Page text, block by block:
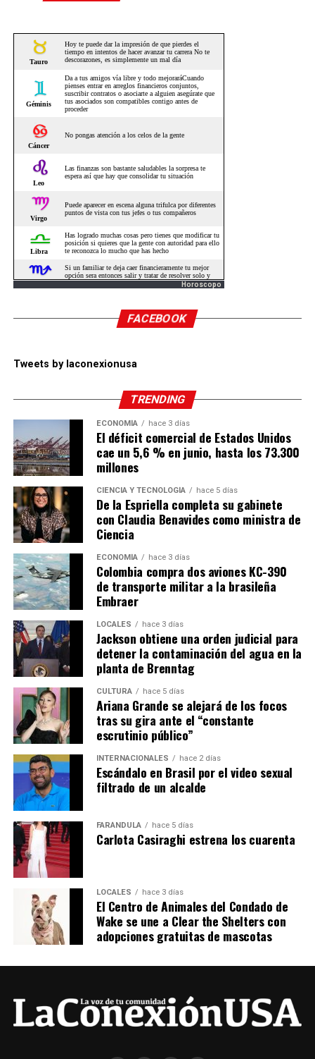
Horoscopo
FACEBOOK
Tweets by laconexionusa
TRENDING
ECONOMÍA hace 3 días
El déficit comercial de Estados Unidos
cae un 5,6 % en junio, hasta los 73.300
millones
CIENCIA Y TECNOLOGÍA hace 5 días
De la Espriella completa su gabinete
con Claudia Benavides como ministra de
Ciencia
ECONOMÍA hace 3 días
Colombia compra dos aviones KC-390
de transporte militar a la brasileña
Embraer
LOCALES hace 3 días
Jackson obtiene una orden judicial para
detener la contaminación del agua en la
planta de Brenntag
CULTURA hace 5 días
Ariana Grande se alejará de los focos
tras su gira ante el “constante
escrutinio público”
INTERNACIONALES hace 2 días
Escándalo en Brasil por el video sexual
filtrado de un alcalde
FARÁNDULA hace 5 días
Carlota Casiraghi estrena los cuarenta
LOCALES hace 3 días
El Centro de Animales del Condado de
Wake se une a Clear the Shelters con
adopciones gratuitas de mascotas